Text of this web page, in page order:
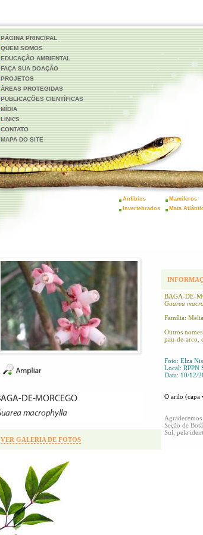
PÁGINA PRINCIPAL
QUEM SOMOS
EDUCAÇÃO AMBIENTAL
FAÇA SUA DOAÇÃO
PROJETOS
ÁREAS PROTEGIDAS
PUBLICAÇÕES CIENTÍFICAS
MÍDIA
LINK'S
CONTATO
MAPA DO SITE
Anfíbios Mamíferos
Invertebrados
Mata
VER GALERIA DE FOTOS
BAGA-DE-
Guarea
Família:
Outros
pau-de-arco,
Foto: Elza
Local: RPPN
Data: 10/12/
O arilo (capa
Seção de
Sul, pela